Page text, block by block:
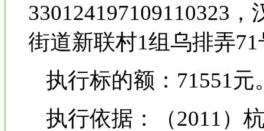
330124197109110323
街道新联村1组乌排弄71
执行标的额：71551元
执行依据：（2011）